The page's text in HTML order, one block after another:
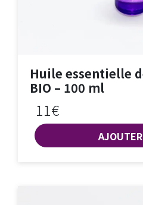
Huile essentielle de Lavandin
BIO – 100 ml
11€
AJOUTER